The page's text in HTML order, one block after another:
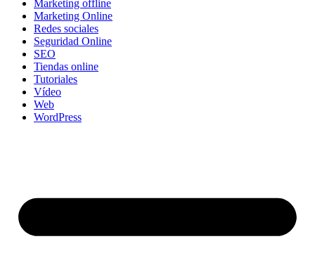
Marketing offline
Marketing Online
Redes sociales
Seguridad Online
SEO
Tiendas online
Tutoriales
Vídeo
Web
WordPress